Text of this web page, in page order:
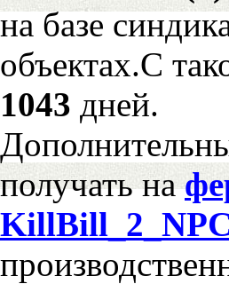
на базе
объектах.С
1043 дней.
получать на